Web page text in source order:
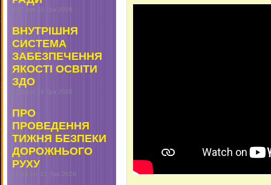
5:47 pm 29 Тра 2026
ВНУТРІШНЯ
СИСТЕМА
ЗАБЕЗПЕЧЕННЯ
ЯКОСТІ ОСВІТИ
ЗДО
4:53 pm 29 Тра 2026
ПРО
ПРОВЕДЕННЯ
ТИЖНЯ БЕЗПЕКИ
ДОРОЖНЬОГО
РУХУ
12:14 pm 21 Тра 2026